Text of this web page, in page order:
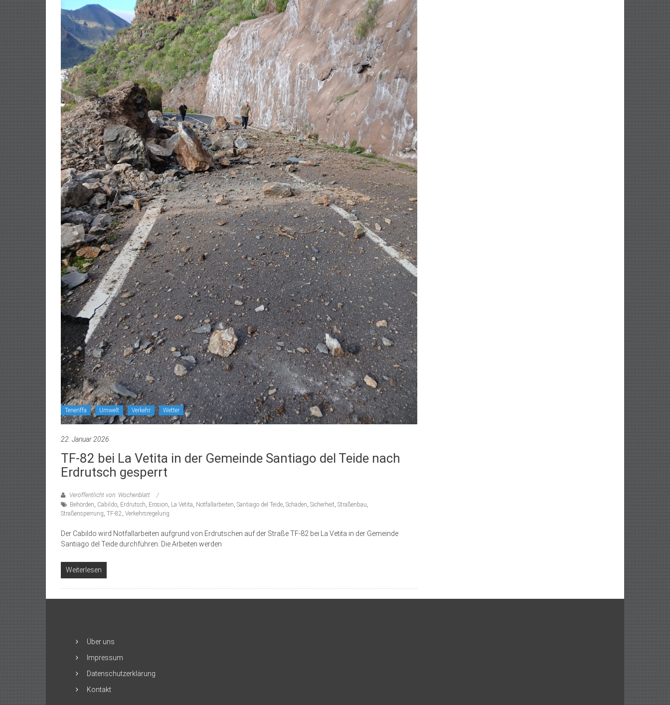
Teneriffa Umwelt Verkehr Wetter
22. Januar 2026
TF-82 bei La Vetita in der Gemeinde Santiago del Teide nach
Erdrutsch gesperrt
Veröffentlicht von: Wochenblatt
Behörden Cabildo Erdrutsch Erosion La Vetita Notfallarbeiten Santiago del Teide Schäden Sicherheit Straßenbau
Straßensperrung TF-82 Verkehrsregelung
Der Cabildo wird Notfallarbeiten aufgrund von Erdrutschen auf der Straße TF-82 bei La Vetita in der Gemeinde
Santiago del Teide durchführen. Die Arbeiten werden
Weiterlesen
Über uns
Impressum
Datenschutzerklärung
Kontakt